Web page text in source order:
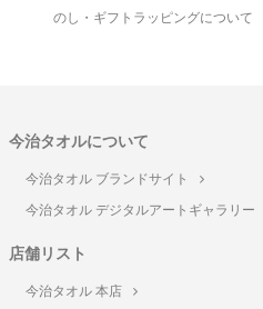
のし・ギフトラッピングについて
今治タオルについて
今治タオル ブランドサイト
今治タオル デジタルアートギャラリー
店舗リスト
今治タオル 本店